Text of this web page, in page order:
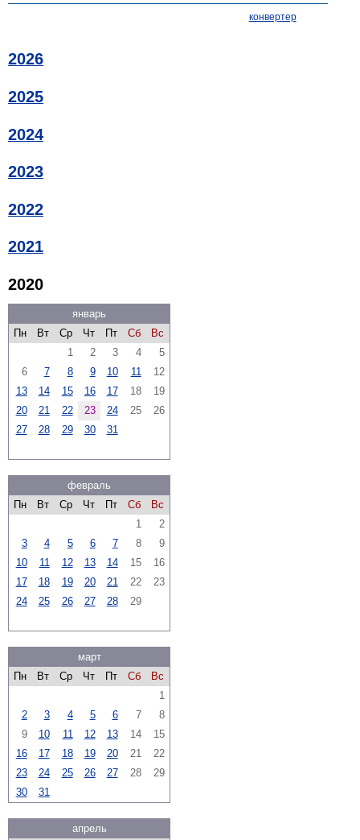
конвертер
2026
2025
2024
2023
2022
2021
2020
январь
Пн
Вт Ср Чт Пт Сб
Вс
1
2 3 4
5
6
7 8 9 10 11
12
13
14 15 16 17 18
19
20
21 22 23 24 25
26
27
28 29 30 31
февраль
Пн
Вт Ср Чт Пт Сб
Вс
1
2
3
4 5 6 7 8
9
10
11 12 13 14 15
16
17
18 19 20 21 22
23
24
25 26 27 28 29
март
Пн
Вт Ср Чт Пт Сб
Вс
1
2
3 4 5 6 7
8
9
10 11 12 13 14
15
16
17 18 19 20 21
22
23
24 25 26 27 28
29
30
31
апрель